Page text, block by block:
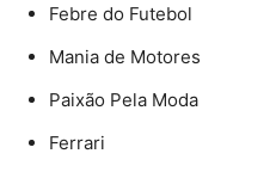
Febre do Futebol
Mania de Motores
Paixão Pela Moda
Ferrari